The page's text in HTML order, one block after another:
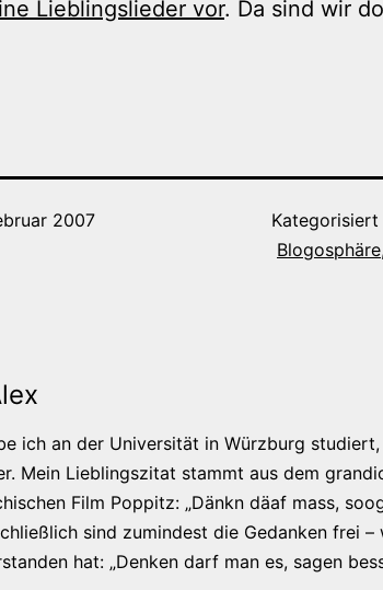
Lieblingslieder vor. Da sind wir
2007
Blogosphäre
ich an der Universität in Würzburg
Mein Lieblingszitat stammt aus dem
Film Poppitz: „Dänkn däaf mass,
sind zumindest die Gedanken frei –
hat: „Denken darf man es, sagen